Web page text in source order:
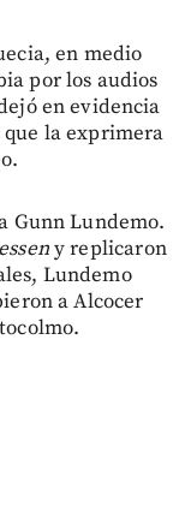
en medio
por los audios
en evidencia
que la exprimera
Gunn Lundemo.
y replicaron
Lundemo
a Alcocer